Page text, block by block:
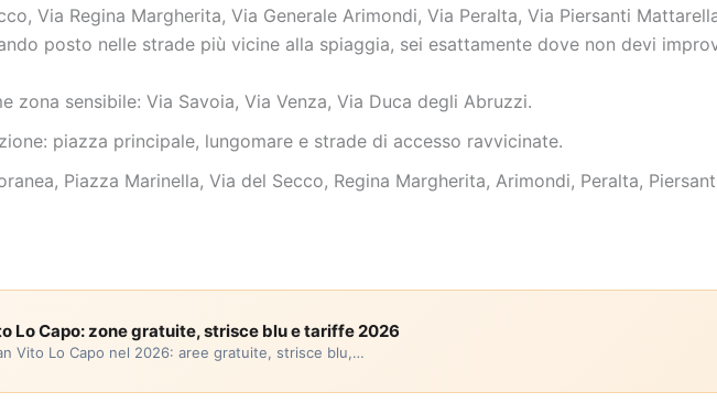
Via Regina Margherita, Via Generale Arimondi, Via Peralta, Via Piersanti
posto nelle strade più vicine alla spiaggia, sei esattamente dove non devi
zona sensibile: Via Savoia, Via Venza, Via Duca degli Abruzzi.
piazza principale, lungomare e strade di accesso ravvicinate.
Piazza Marinella, Via del Secco, Regina Margherita, Arimondi, Peralta,
Lo Capo: zone gratuite, strisce blu e tariffe 2026
Vito Lo Capo nel 2026: aree gratuite, strisce blu,…